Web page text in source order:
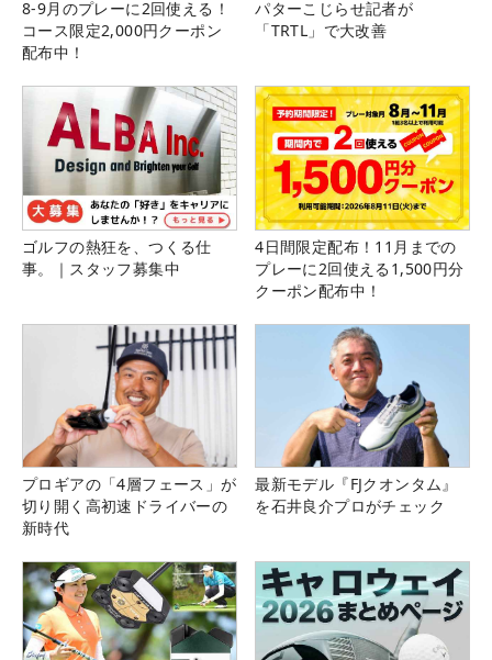
8-9月のプレーに2回使える！
コース限定2,000円クーポン
配布中！
パターこじらせ記者が
「TRTL」で大改善
ゴルフの熱狂を、つくる仕
事。｜スタッフ募集中
4日間限定配布！11月までの
プレーに2回使える1,500円分
クーポン配布中！
プロギアの「4層フェース」が
切り開く高初速ドライバーの
新時代
最新モデル『FJクオンタム』
を石井良介プロがチェック